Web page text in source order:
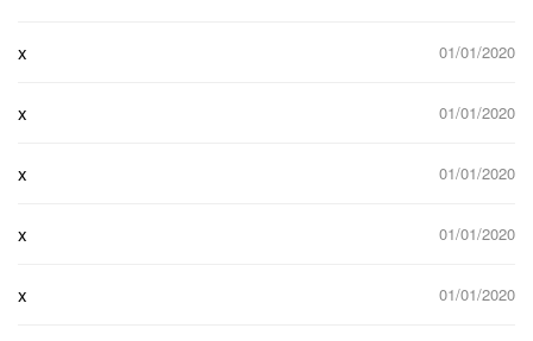
x 01/01/2020
x 01/01/2020
x 01/01/2020
x 01/01/2020
x 01/01/2020